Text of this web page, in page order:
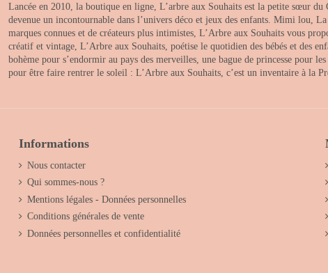
Lancée en 2010, la boutique en ligne, L’arbre aux Souhaits est la petite sœur
devenue un incontournable dans l’univers déco et jeux des enfants. Mimi
marques connues et de créateurs plus intimistes, L’Arbre aux Souhaits vous
créatif et vintage, L’Arbre aux Souhaits, poétise le quotidien des bébés et des
bohème pour s’endormir au pays des merveilles, une bague de princesse pour
pour être faire rentrer le soleil : L’Arbre aux Souhaits, c’est un inventaire à la
Informations
Nous contacter
Qui sommes-nous ?
Mentions légales - Données personnelles
Conditions générales de vente
Données personnelles et confidentialité